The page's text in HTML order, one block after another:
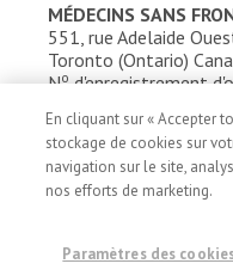
MÉDECINS SANS
551, rue Adelaide
Toronto (Ontario)
Nod'enregistrement
En cliquant sur « Accepter
stockage de cookies sur
navigation sur le site,
nos efforts de marketing.
Paramètres des